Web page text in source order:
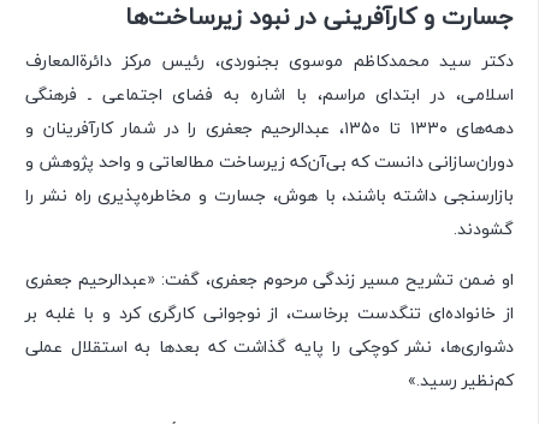
جسارت و کارآفرینی در نبود زیرساخت‌ها
دکتر سید محمدکاظم موسوی بجنوردی، رئیس مرکز دائرةالمعارف
اسلامی، در ابتدای مراسم، با اشاره به فضای اجتماعی ـ فرهنگی
دهه‌های ۱۳۳۰ تا ۱۳۵۰، عبدالرحیم جعفری را در شمار کارآفرینان و
دوران‌سازانی دانست که بی‌آن‌که زیرساخت مطالعاتی و واحد پژوهش و
بازارسنجی داشته باشند، با هوش، جسارت و مخاطره‌پذیری راه نشر را
گشودند.
او ضمن تشریح مسیر زندگی مرحوم جعفری، گفت: «عبدالرحیم جعفری
از خانواده‌ای تنگدست برخاست، از نوجوانی کارگری کرد و با غلبه بر
دشواری‌ها، نشر کوچکی را پایه گذاشت که بعدها به استقلال عملی
کم‌نظیر رسید.»